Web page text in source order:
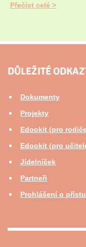
Přečíst celé
DŮLEŽITÉ
Dokumenty
Projekty
Edookit (pro
Edookit (pro
Jídelníček
Partneři
Prohlášení o